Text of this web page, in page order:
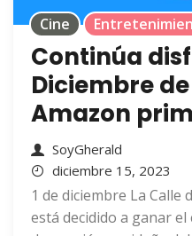
Cine
Continúa
Diciembre
Amazon
SoyGherald
diciembre 15, 2023
1 de diciembre La
está decidido a ganar